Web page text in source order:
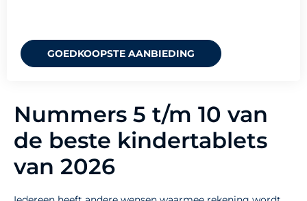
GOEDKOOPSTE AANBIEDING
Nummers 5 t/m 10 van
de beste kindertablets
van 2026